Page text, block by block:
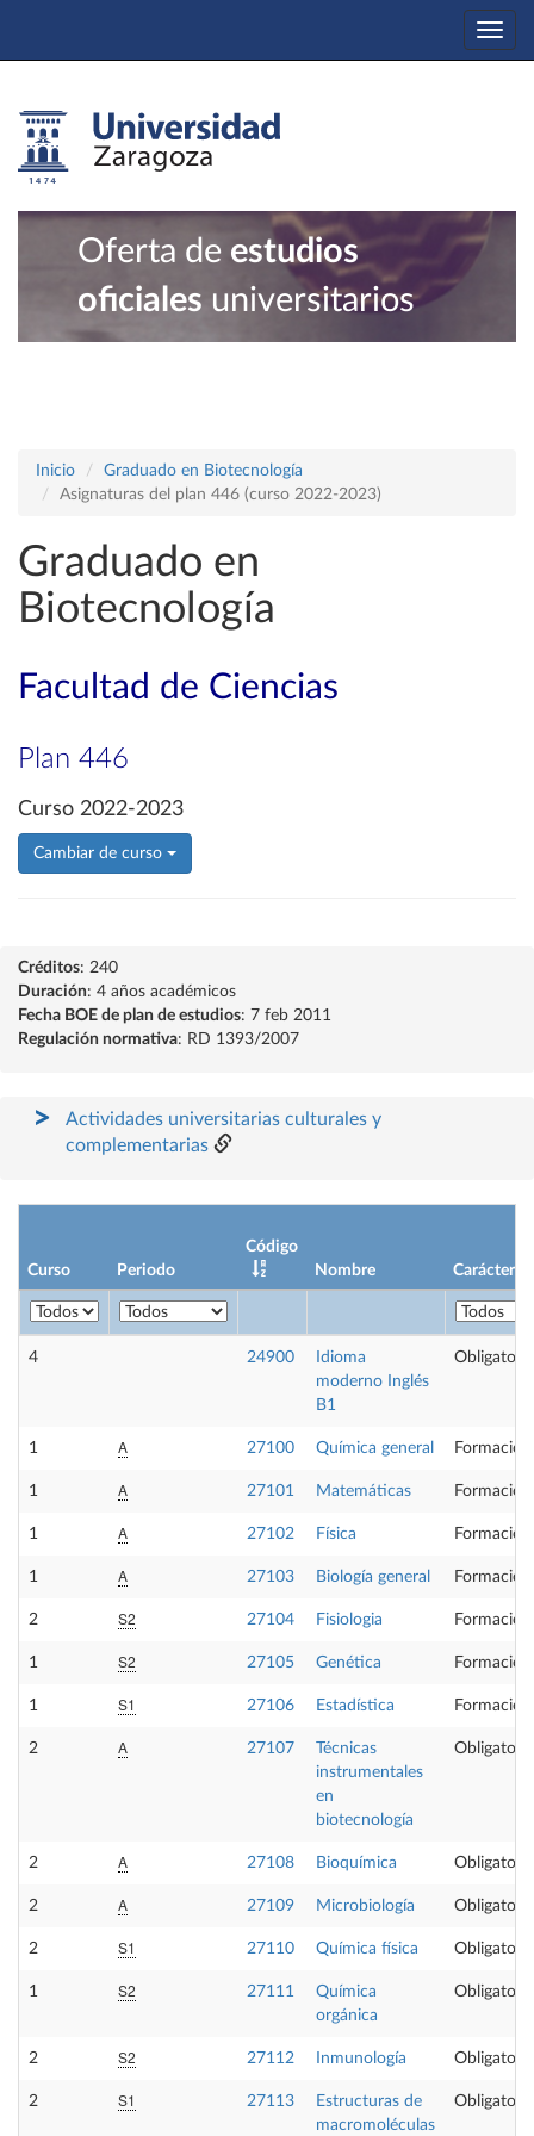
Oferta de estudios
oficiales universitarios
Inicio
Graduado en Biotecnología
Asignaturas del plan 446 (curso 2022-2023)
Graduado en
Biotecnología
Facultad de Ciencias
Plan 446
Curso 2022-2023
Cambiar de curso
Créditos: 240
Duración: 4 años académicos
Fecha BOE de plan de estudios: 7 feb 2011
Regulación normativa: RD 1393/2007
Actividades universitarias culturales y
complementarias
Curso Periodo
Código
Nombre
Carácter
4 24900
Idioma
moderno Inglés
B1
Obligatoria
1 A 27100 Química general
1 A 27101 Matemáticas
1 A 27102 Física
1 A 27103 Biología general
2 S2 27104 Fisiologia
1 S2 27105 Genética
1 S1 27106 Estadística
2 A 27107
Técnicas
instrumentales
en
biotecnología
Obligatoria
2 A 27108 Bioquímica Obligatoria
2 A 27109 Microbiología Obligatoria
2 S1 27110 Química física Obligatoria
1 S2 27111
Química
orgánica
Obligatoria
2 S2 27112 Inmunología Obligatoria
2 S1 27113
Estructuras de
macromoléculas
Obligatoria